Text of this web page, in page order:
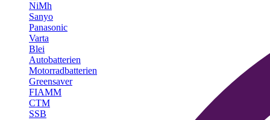
NiMh
Sanyo
Panasonic
Varta
Blei
Autobatterien
Motorradbatterien
Greensaver
FIAMM
CTM
SSB